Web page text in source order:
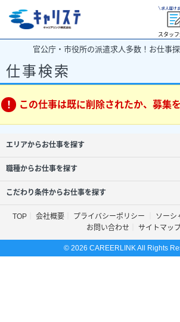
スタッ
官公庁・市役所の派遣求人多数！お仕事
仕事検索
この仕事は既に削除されたか、募集
エリアからお仕事を探す
職種からお仕事を探す
こだわり条件からお仕事を探す
TOP 会社概要 プライバシーポリシー
ソーシ
お問い合わせ
サイトマッ
© 2026 CAREERLINK All Rights